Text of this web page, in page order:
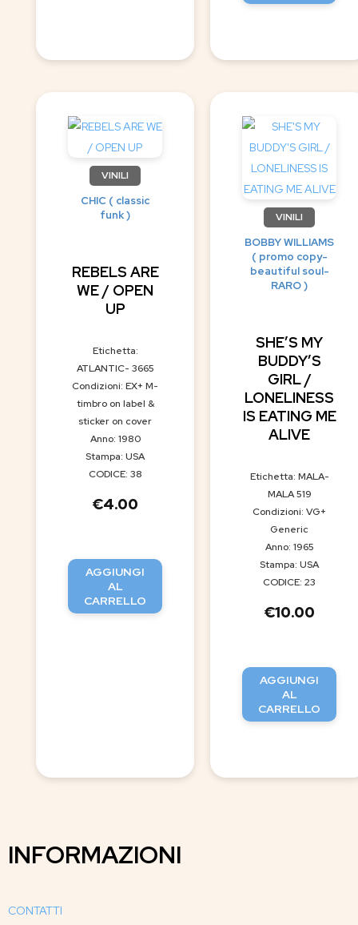
VINILI
CHIC ( classic
funk )
REBELS ARE
WE / OPEN
UP
Etichetta:
ATLANTIC- 3665
Condizioni: EX+ M-
timbro on label &
sticker on cover
Anno: 1980
Stampa: USA
CODICE: 38
€4.00
AGGIUNGI
AL
CARRELLO
VINILI
BOBBY WILLIAMS
( promo copy-
beautiful soul-
RARO )
SHE’S MY
BUDDY’S
GIRL /
LONELINESS
IS EATING ME
ALIVE
Etichetta: MALA-
MALA 519
Condizioni: VG+
Generic
Anno: 1965
Stampa: USA
CODICE: 23
€10.00
AGGIUNGI
AL
CARRELLO
INFORMAZIONI
CONTATTI